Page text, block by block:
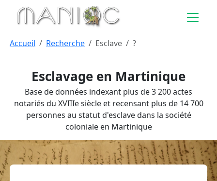
Aller au contenu principal
Esclavage en Martinique
Base de données indexant plus de 3 200 actes
notariés du XVIIIe siècle et recensant plus de 14 700
personnes au statut d'esclave dans la société
coloniale en Martinique
Accueil Recherche Esclave ?